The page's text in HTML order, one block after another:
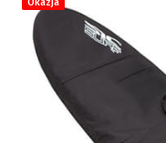
Okazja